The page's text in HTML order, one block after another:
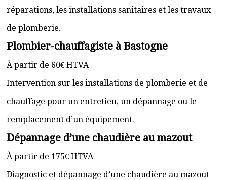
réparations, les installations sanitaires et les travaux
de plomberie.
Plombier-chauffagiste à Bastogne
À partir de 60€ HTVA
Intervention sur les installations de plomberie et de
chauffage pour un entretien, un dépannage ou le
remplacement d’un équipement.
Dépannage d’une chaudière au mazout
À partir de 175€ HTVA
Diagnostic et dépannage d’une chaudière au mazout